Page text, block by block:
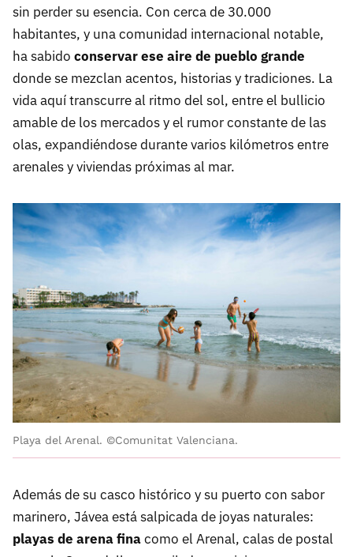
sin perder su esencia. Con cerca de 30.000
habitantes, y una comunidad internacional notable,
ha sabido conservar ese aire de pueblo grande
donde se mezclan acentos, historias y tradiciones. La
vida aquí transcurre al ritmo del sol, entre el bullicio
amable de los mercados y el rumor constante de las
olas, expandiéndose durante varios kilómetros entre
arenales y viviendas próximas al mar.
Playa del Arenal. ©Comunitat Valenciana.
Además de su casco histórico y su puerto con sabor
marinero, Jávea está salpicada de joyas naturales:
playas de arena finacomo el Arenal, calas de postal